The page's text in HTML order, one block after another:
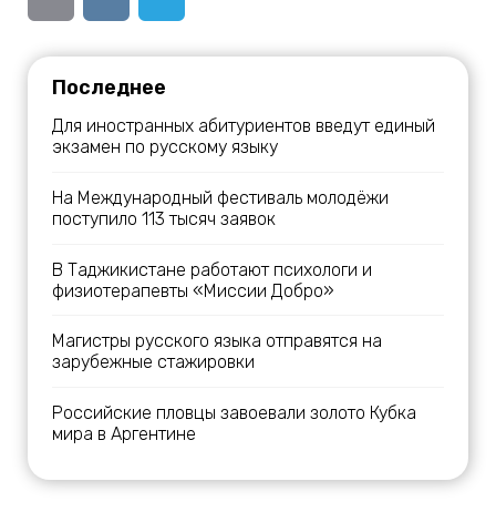
Последнее
Для иностранных абитуриентов введут единый
экзамен по русскому языку
На Международный фестиваль молодёжи
поступило 113 тысяч заявок
В Таджикистане работают психологи и
физиотерапевты «Миссии Добро»
Магистры русского языка отправятся на
зарубежные стажировки
Российские пловцы завоевали золото Кубка
мира в Аргентине